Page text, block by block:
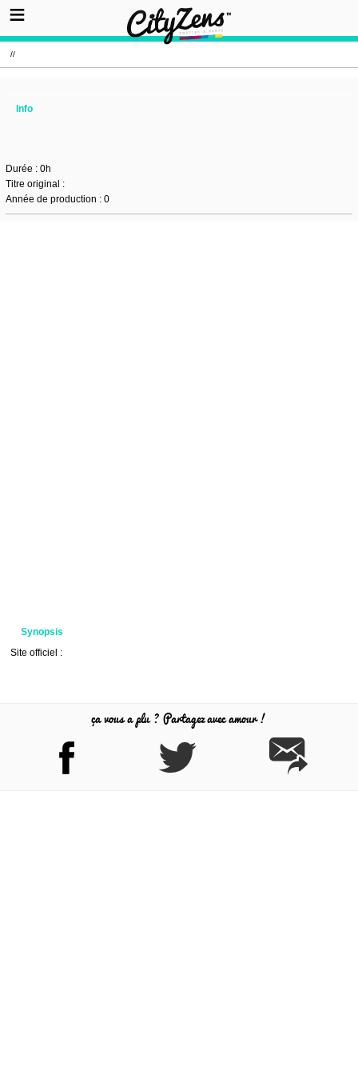
//
Info
Durée : 0h
Titre original :
Année de production : 0
Synopsis
Site officiel :
ça vous a plu ? Partagez avec amour !